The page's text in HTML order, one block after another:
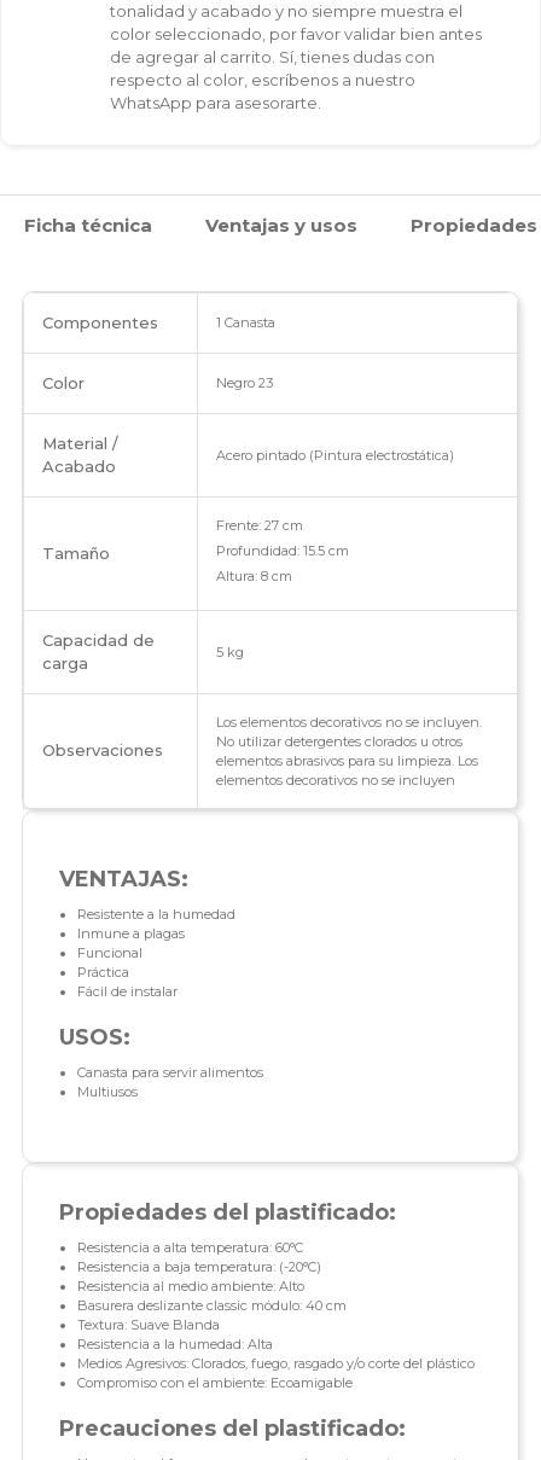
tonalidad y acabado y no siempre muestra el
color seleccionado, por favor validar bien antes
de agregar al carrito. Sí, tienes dudas con
respecto al color, escríbenos a nuestro
WhatsApp para asesorarte.
Ficha técnica Ventajas y usos Propiedades
Componentes 1 Canasta
Color Negro 23
Material /
Acabado
Acero pintado (Pintura electrostática)
Tamaño
Frente: 27 cm
Profundidad: 15.5 cm
Altura: 8 cm
Capacidad de
carga
5 kg
Observaciones
Los elementos decorativos no se incluyen.
No utilizar detergentes clorados u otros
elementos abrasivos para su limpieza. Los
elementos decorativos no se incluyen
VENTAJAS:
Resistente a la humedad
Inmune a plagas
Funcional
Práctica
Fácil de instalar
USOS:
Canasta para servir alimentos
Multiusos
Propiedades del plastificado:
Resistencia a alta temperatura: 60°C
Resistencia a baja temperatura: (-20°C)
Resistencia al medio ambiente: Alto
Basurera deslizante classic módulo: 40 cm
Textura: Suave Blanda
Resistencia a la humedad: Alta
Medios Agresivos: Clorados, fuego, rasgado y/o corte del plástico
Compromiso con el ambiente: Ecoamigable
Precauciones del plastificado: